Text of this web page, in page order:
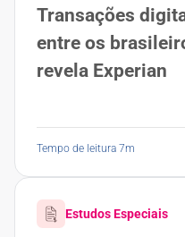
Transações
entre os
revela Experian
Tempo de leitura 7m
Estudos Especiais